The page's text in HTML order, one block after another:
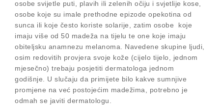
osobe svijetle puti, plavih ili zelenih očiju i svjetlije kose,
osobe koje su imale prethodne epizode opekotina od
sunca ili koje često koriste solarije, zatim osobe koje
imaju više od 50 madeža na tijelu te one koje imaju
obiteljsku anamnezu melanoma. Navedene skupine ljudi,
osim redovitih provjera svoje kože (cijelo tijelo, jednom
mjesečno) trebaju posjetiti dermatologa jednom
godišnje. U slučaju da primijete bilo kakve sumnjive
promjene na već postojećim madežima, potrebno je
odmah se javiti dermatologu.